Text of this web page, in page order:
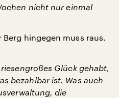
nicht nur einmal
Berg hingegen muss raus.
Glück gehabt,
bezahlbar ist. Was auch
die